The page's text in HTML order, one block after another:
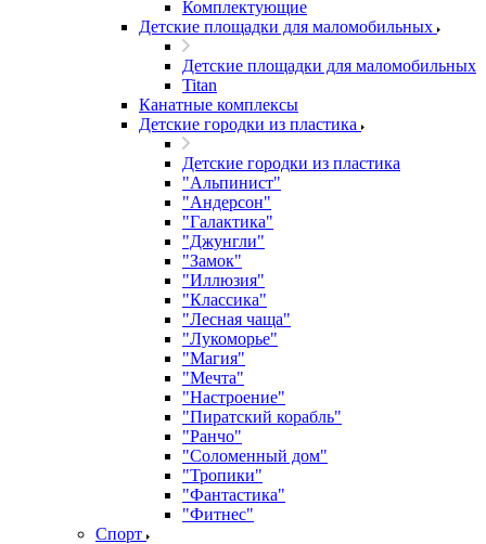
Комплектующие
Детские площадки для маломобильных
Детские площадки для маломобильных
Titan
Канатные комплексы
Детские городки из пластика
Детские городки из пластика
"Альпинист"
"Андерсон"
"Галактика"
"Джунгли"
"Замок"
"Иллюзия"
"Классика"
"Лесная чаща"
"Лукоморье"
"Магия"
"Мечта"
"Настроение"
"Пиратский корабль"
"Ранчо"
"Соломенный дом"
"Тропики"
"Фантастика"
"Фитнес"
Спорт